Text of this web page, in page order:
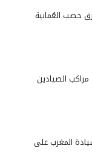
خصب العُمانية
الصيادين
المغرب على